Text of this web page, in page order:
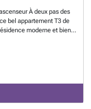
À deux pas des
bel appartement T3 de
moderne et bien
agréable pièce de vie
et équipée, de deux
agréable. Vous profiterez
de détente. Bien rare
d'acquérir en supplément